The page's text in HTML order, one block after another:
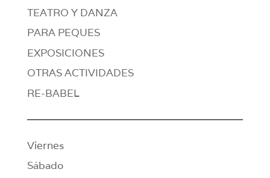
TEATRO Y DANZA
PARA PEQUES
EXPOSICIONES
OTRAS ACTIVIDADES
RE-BABEL
Viernes
Sábado